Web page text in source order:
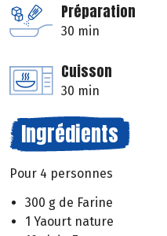
Préparation
30 min
Cuisson
30 min
Ingrédients
Pour 4 personnes
300 g de Farine
1 Yaourt nature